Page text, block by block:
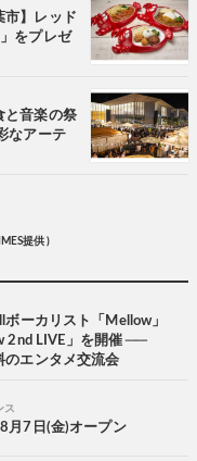
市】レッド
をプレゼ
と音楽の祭
なアーテ
提供 )
ーカリスト「Mellow」
2nd LIVE」を開催 ──
のエンタメ交流会
ス
7日(金)オープン